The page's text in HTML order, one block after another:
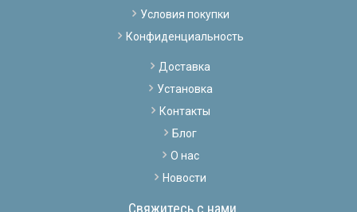
Условия покупки
Конфиденциальность
Доставка
Установка
Контакты
Блог
О нас
Новости
Свяжитесь с нами